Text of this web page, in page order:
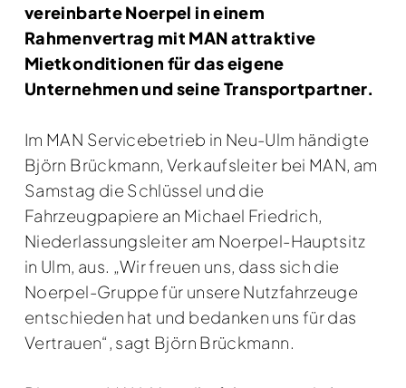
vereinbarte Noerpel in einem
Rahmenvertrag mit MAN attraktive
Mietkonditionen für das eigene
Unternehmen und seine Transportpartner.
Im MAN Servicebetrieb in Neu-Ulm händigte
Björn Brückmann, Verkaufsleiter bei MAN, am
Samstag die Schlüssel und die
Fahrzeugpapiere an Michael Friedrich,
Niederlassungsleiter am Noerpel-Hauptsitz
in Ulm, aus. „Wir freuen uns, dass sich die
Noerpel-Gruppe für unsere Nutzfahrzeuge
entschieden hat und bedanken uns für das
Vertrauen“, sagt Björn Brückmann.